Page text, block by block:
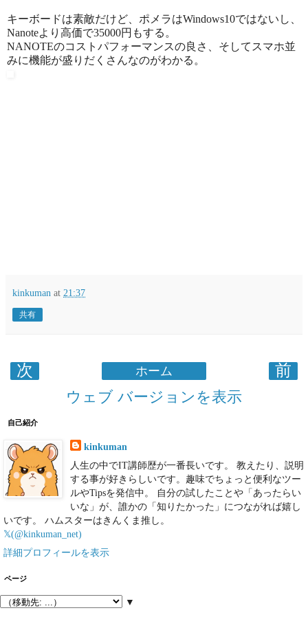
キーボードは素敵だけど、ポメラはWindows10ではないし、
Nanoteより高価で35000円もする。
NANOTEのコストパフォーマンスの良さ、そしてスマホ並
みに機能が盛りだくさんなのがわかる。
kinkuman at 21:37
共有
次 前
ホーム
ウェブ バージョンを表示
自己紹介
kinkuman
人生の中でIT講師歴が一番長いです。 教えたり、説明
する事が好きらしいです。趣味でちょっと便利なツー
ルやTipsを発信中。 自分の試したことや「あったらい
いな」が、誰かの「知りたかった」につながれば嬉し
いです。 ハムスターはきんくま推し。
𝕏(@kinkuman_net)
詳細プロフィールを表示
ページ
▼